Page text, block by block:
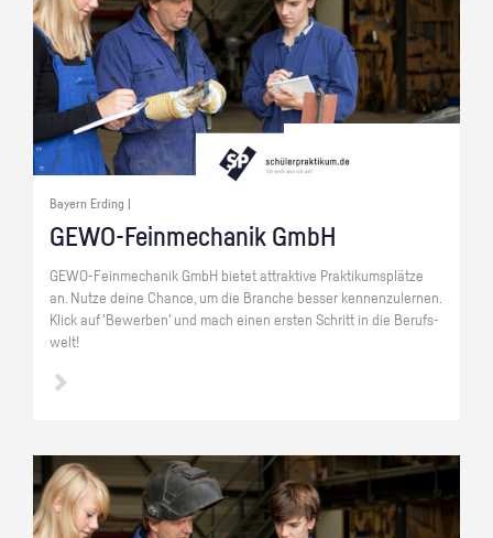
Bayern Erding |
GE­WO-Fein­me­cha­nik GmbH
GE­WO-Fein­me­cha­nik GmbH bie­tet at­trak­ti­ve Prak­ti­kums­plät­ze
an. Nutze deine Chan­ce, um die Bran­che bes­ser ken­nen­zu­ler­nen.
Klick auf 'Be­wer­ben' und mach einen ers­ten Schritt in die Be­rufs­
welt!